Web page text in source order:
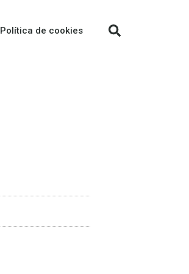
Política de cookies